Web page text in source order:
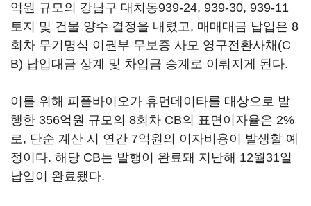
억원 규모의 강남구 대치동939-24, 939-30, 939-11
토지 및 건물 양수 결정을 내렸고, 매매대금 납입은 8
회차 무기명식 이권부 무보증 사모 영구전환사채(C
B) 납입대금 상계 및 차입금 승계로 이뤄지게 된다.
이를 위해 피플바이오가 휴먼데이타를 대상으로 발
행한 356억원 규모의 8회차 CB의 표면이자율은 2%
로, 단순 계산 시 연간 7억원의 이자비용이 발생할 예
정이다. 해당 CB는 발행이 완료돼 지난해 12월31일
납입이 완료됐다.